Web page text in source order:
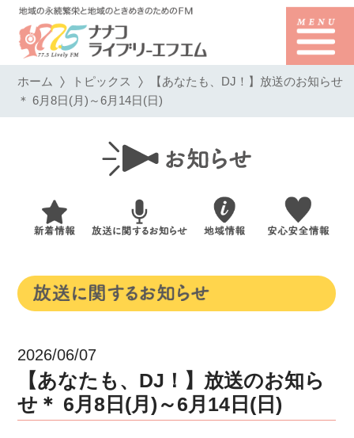
ホーム トピックス 【あなたも、DJ！】放送のお知らせ
＊ 6月8日(月)～6月14日(日)
2026/06/07
【あなたも、DJ！】放送のお知ら
せ＊ 6月8日(月)～6月14日(日)